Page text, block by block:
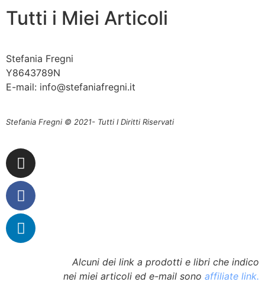
Tutti i Miei Articoli
Stefania Fregni
Y8643789N
E-mail: info@stefaniafregni.it
Stefania Fregni © 2021- Tutti I Diritti Riservati
Alcuni dei link a prodotti e libri che indico
nei miei articoli ed e-mail sono affiliate link.